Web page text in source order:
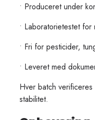
• Produceret under
• Laboratorietestet
• Fri for pesticider,
• Leveret med
Hver batch
stabilitet.